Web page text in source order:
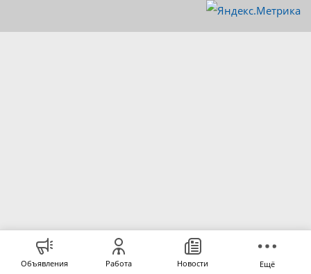
Объявления Работа Новости Ещё